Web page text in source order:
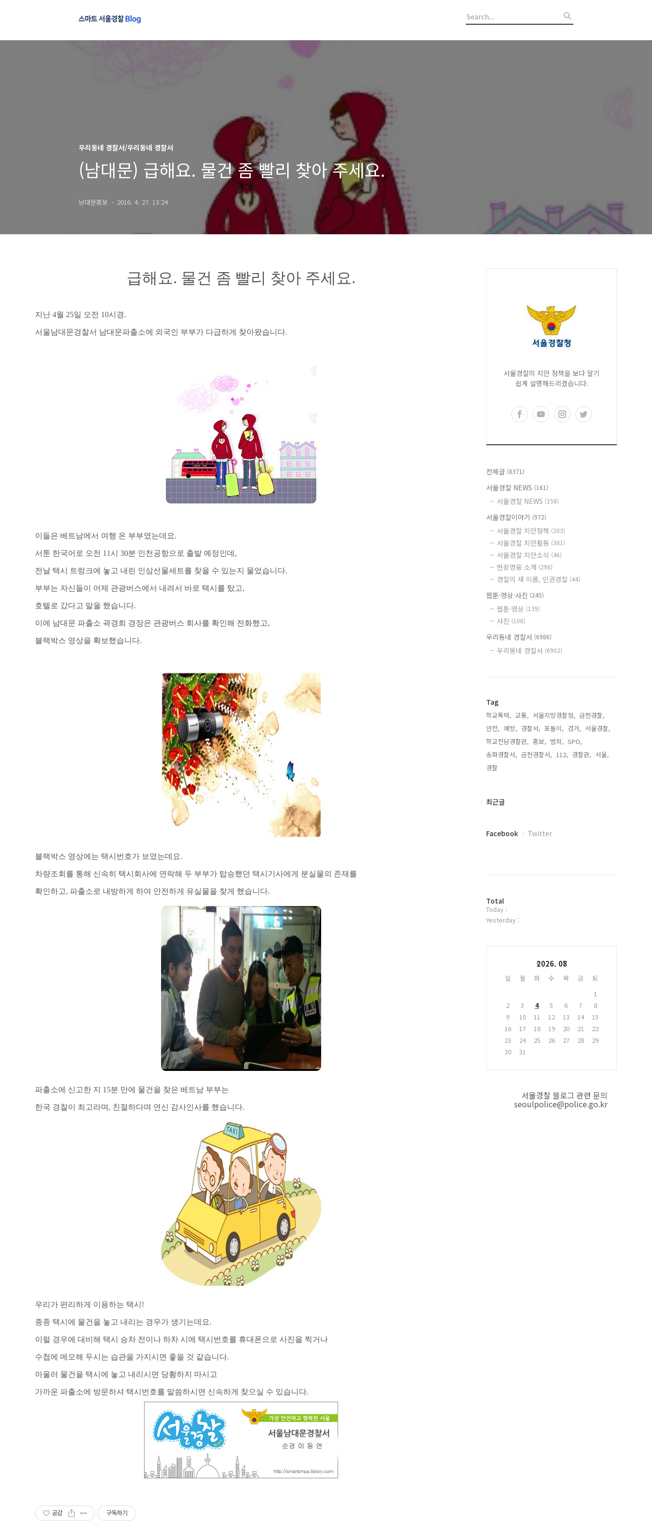
우리동네 경찰서/우리동네 경찰서
(남대문) 급해요. 물건 좀 빨리 찾아 주세요.
남대문홍보 2016. 4. 27. 13:24
급해요. 물건 좀 빨리 찾아 주세요.
지난 4월 25일 오전 10시 경.
서울남대문경찰서 남대문파출소에 외국인 부부가 다급하게 찾아왔습니다.
이들은 베트남에서 여행 온 부부였는데요.
서툰 한국어로 오전 11시 30분 인천공항으로 출발 예정인데,
전날 택시 트렁크에 놓고 내린 인삼선물세트를 찾을 수 있는지 물었습니다.
부부는 자신들이 어제 관광버스에서 내려서 바로 택시를 탔고,
호텔로 갔다고 말을 했습니다.
이에 남대문 파출소 곽경희 경장은 관광버스 회사를 확인해 전화했고,
블랙박스 영상을 확보했습니다.
블랙박스 영상에는 택시번호가 보였는데요.
차량조회를 통해 신속히 택시회사에 연락해 두 부부가 탑승했던 택시기사에게 분실물의 존재를
확인하고, 파출소로 내방하게 하여 안전하게 유실물을 찾게 했습니다.
파출소에 신고한 지 15분 만에 물건을 찾은 베트남 부부는
한국 경찰이 최고라며, 친절하다며 연신 감사인사를 했습니다.
우리가 편리하게 이용하는 택시 !
종종 택시에 물건을 놓고 내리는 경우가 생기는데요.
이럴 경우에 대비해 택시 승차 전이나 하차 시에 택시번호를 휴대폰으로 사진을 찍거나
수첩에 메모해 두시는 습관을 가지시면 좋을 것 같습니다.
아울러 물건을 택시에 놓고 내리시면 당황하지 마시고
가까운 파출소에 방문하셔 택시번호를 말씀하시면 신속하게 찾으실 수 있습니다.
공감 구독하기
서울경찰의 치안 정책을 보다 알기
쉽게 설명해드리겠습니다.
전체글 (8371)
서울경찰 NEWS (161)
서울경찰 NEWS (158)
서울경찰이야기 (972)
서울경찰 치안정책 (203)
서울경찰 치안활동 (381)
서울경찰 치안소식 (46)
현장영웅 소개 (298)
경찰의 새 이름, 인권경찰 (44)
웹툰·영상·사진 (245)
웹툰·영상 (139)
사진 (106)
우리동네 경찰서 (6986)
우리동네 경찰서 (6902)
Tag
학교폭력, 교통, 서울지방경찰청, 금천경찰,
안전, 예방, 경찰서, 포돌이, 검거, 서울경찰,
학교전담경찰관, 홍보, 범죄, SPO,
송파경찰서, 금천경찰서, 112, 경찰관, 서울,
경찰,
최
최근글
페
플
러
그
Facebook Twitter
방
문
자
Total
Today :
Yesterday :
2026. 08
일 월 화 수 목 금
토
1
2
3 4 5 6 7
8
9
10 11 12 13 14
15
16
17 18 19 20 21
22
23
24 25 26 27 28
29
30
31
서울경찰 블로그 관련 문의
seoulpolice@police.go.kr